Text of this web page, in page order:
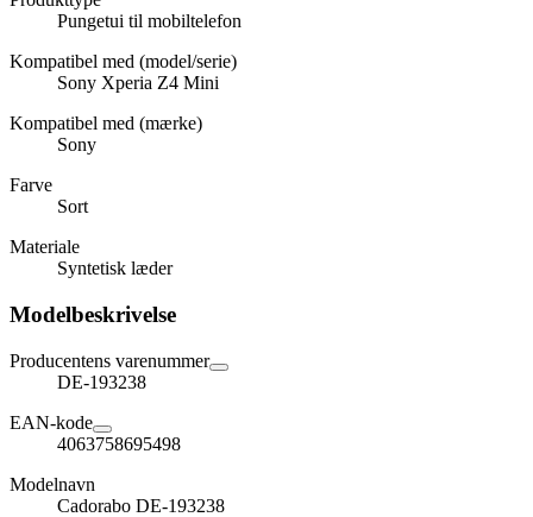
Pungetui til mobiltelefon
Kompatibel med (model/serie)
Sony Xperia Z4 Mini
Kompatibel med (mærke)
Sony
Farve
Sort
Materiale
Syntetisk læder
Modelbeskrivelse
Producentens varenummer
DE-193238
EAN-kode
4063758695498
Modelnavn
Cadorabo DE-193238